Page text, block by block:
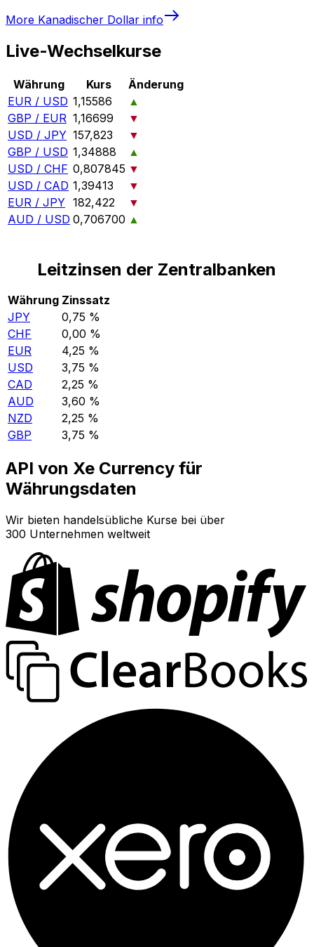
More Kanadischer Dollar info
Live-Wechselkurse
Währung Kurs
Änderung
EUR / USD 1,15586
▲
GBP / EUR 1,16699
▼
USD / JPY 157,823
▼
GBP / USD 1,34888
▲
USD / CHF 0,807845 ▼
USD / CAD 1,39413
▼
EUR / JPY 182,422
▼
AUD / USD 0,706700 ▲
Leitzinsen der Zentralbanken
Währung Zinssatz
JPY
0,75 %
CHF
0,00 %
EUR
4,25 %
USD
3,75 %
CAD
2,25 %
AUD
3,60 %
NZD
2,25 %
GBP
3,75 %
API von Xe Currency für
Währungsdaten
Wir bieten handelsübliche Kurse bei über
300 Unternehmen weltweit